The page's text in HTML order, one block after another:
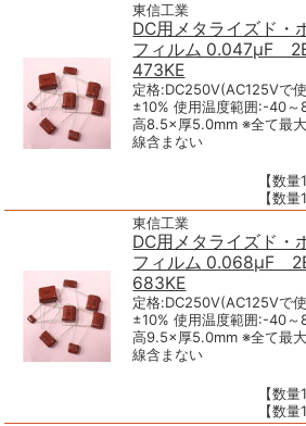
東信工業
DC用メタライズド・
フィルム 0.047μF
473KE
定格:DC250V(AC125Vで
±10% 使用温度範囲:-40
高8.5×厚5.0mm ※全て最
線含まない
【数
【数
東信工業
DC用メタライズド・
フィルム 0.068μF
683KE
定格:DC250V(AC125Vで
±10% 使用温度範囲:-40
高9.5×厚5.0mm ※全て最
線含まない
【数
【数